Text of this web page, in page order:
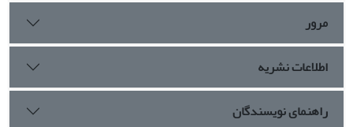
مرور
اطلاعات نشریه
راهنمای نویسندگان